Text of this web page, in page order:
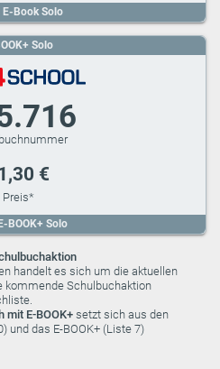
E-Book Solo
BOOK+ Solo
Solo
€
handelt es sich um die aktuellen
kommende Schulbuchaktion
mit E-BOOK+ setzt sich aus den
und das E-BOOK+ (Liste 7)